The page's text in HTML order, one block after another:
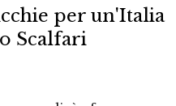
per un'Italia
Scalfari